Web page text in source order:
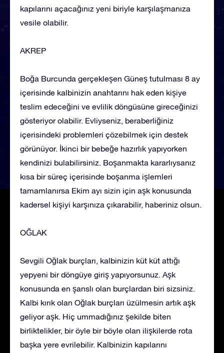
kapılarını açacağınız yeni biriyle karşılaşmanıza
vesile olabilir.
AKREP
Boğa Burcunda gerçekleşen Güneş tutulması 8 ay
içerisinde kalbinizin anahtarını hak eden kişiye
teslim edeceğini ve evlilik döngüsüne gireceğinizi
gösteriyor olabilir. Evliyseniz, beraberliğiniz
içerisindeki problemleri çözebilmek için destek
görünüyor. İkinci bir bebeğe hazırlık yapıyorken
kendinizi bulabilirsiniz. Boşanmakta kararlıysanız
kısa bir süreç içerisinde boşanma işlemleri
tamamlanırsa Ekim ayı sizin için aşk konusunda
kadersel kişiyi karşınıza çıkarabilir, haberiniz olsun.
OĞLAK
Sevgili Oğlak burçları, kalbinizin küt küt attığı
yepyeni bir döngüye giriş yapıyorsunuz. Aşk
konusunda en şanslı olan burçlardan biri sizsiniz.
Kalbi kırık olan Oğlak burçları üzülmesin artık aşk
geliyor aşk. Hiç ummadığınız şekilde biten
birliktelikler, bir öyle bir böyle olan ilişkilerde rota
başka yere evrilebilir. Kalbinizin kapılarını